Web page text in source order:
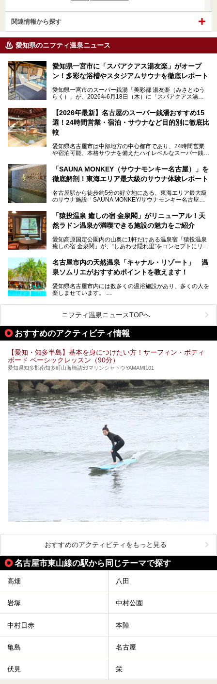
関連情報から探す
愛知県のニフティ温泉ニュース
愛知県一宮市に「スパアクアス湯友楽」がオープ
ン！多彩な浴槽やスタジアムサウナを徹底レポート
愛知県一宮市のスーパー銭湯「美彩都 湯友楽（みさとゆう
らく）」が、2026年6月18日（木）に「スパアクアス湯友
この地で30年にわたり愛され続けてきた施設だからこそ、
地元住民をはじめオープンを待ちわびている人も多いのでは
ないでしょうか。
老朽化した設備の補修を機に、2年前からじっくり構想を練
ってきたというだけあって、館内の充実度は想像以上。
以前の4倍に拡張したという露天エリアや10の浴槽、40人収
容の巨大なスタジアムサウナに、岩盤浴やリラクゼーション
までまるごと楽しめる施設に生まれ変わりました。
今回は、全面リニューアルして新しくなった「スパアクアス
【2026年最新】名古屋のスーパー銭湯おすすめ15
選！24時間営業・宿泊・サウナなど目的別に徹底比
較
愛知県名古屋市は中部地方の中心都市であり、24時間営業
や宿泊可能、本格サウナを備えたハイレベルなスーパー銭湯
そのため、「日々の仕事の疲れを心身ともにリセットした
い」「休日に時間を忘れて1日中ダラダラ過ごしたい」「コ
くある点が魅力です！
お好みの温泉施設を見つけて楽しんでくださいね。
「SAUNA MONKEY（サウナモンキー名古屋）」を
徹底解剖！東海エリア最大級のサウナ体験レポート
名古屋駅から徒歩約5分の好立地にある、東海エリア最大級
のサウナ施設「SAUNA MONKEY/サウナモンキー名古屋」
「名古屋駅周辺ってサウナが少ないよね」という声をよく耳
にするだけあり、アクセスの良さにも胸が高鳴ります。
今回は普段は男性専用となっているパブリックサウナが、女
さっそく取材してきました！
「猿投温泉 癒しの宿 金泉閣」がリニューアル！天
然ラドン温泉が満喫できる施設の魅力をご紹介
愛知高原国定公園内の山奥に1軒だけある温泉宿「猿投温泉
癒しの宿 金泉閣」が、“しあわせ隠れ里”をコンセプトにリニ
天然ラドン温泉が堪能できるお風呂や、新設・改装された客
室、地元の食材と温泉水で作られたお料理……。
ご紹介します。
名古屋市内の天然温泉「キャナル・リゾート」 温
泉ソムリエがおすすめポイントを教えます！
愛知県名古屋市内には数多くの温浴施設があり、多くの人を
楽しませています。
ムリエの目線で紹介していきます！
名古屋市内にはスーパー銭湯や日帰り温泉が多く、「どこに
行こうかな？」と悩んでしまう方も多いと思います。
ぜひこの記事を参考にして「キャナル・リゾート」に出かけ
てみるのはいかがでしょうか？
ニフティ温泉ニュースTOPへ
おすすめのアクティビティ情報
【愛知・知多半島】基本を身につけたい方！サーフィン・ボディ
ボード ベーシックレッスン（90分）
愛知県知多郡南知多町山海橋詰59マリンシャトウYAMAMI101
おすすめのアクティビティをもっと見る
名古屋市東山線の駅から同じテーマで探す
高畑 八田
岩塚 中村公園
中村日赤 本陣
亀島 名古屋
伏見 栄